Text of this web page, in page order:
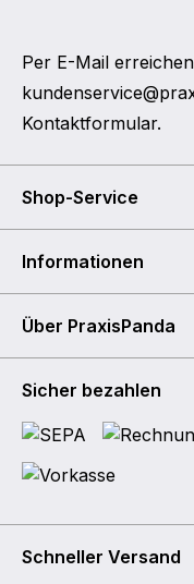
Per E-Mail
Kontaktformular.
Shop-Service
Informationen
Über PraxisPanda
Sicher bezahlen
Schneller Versand